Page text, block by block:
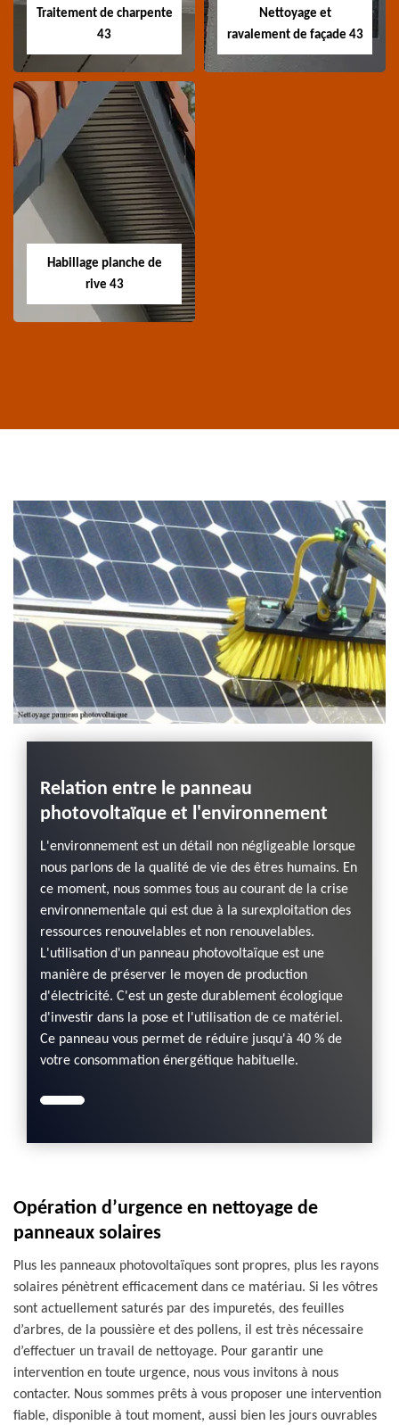
Traitement de charpente
43
Traitement de
charpente 43
Spécialiste en
traitement de
Loire
Nettoyage et
ravalement de façade 43
Habillage planche de
rive 43
de rive 43
Haute-Loire
Relation entre le panneau
photovoltaïque et l'environnement
L'environnement est un détail non négligeable lorsque
nous parlons de la qualité de vie des êtres humains. En
ce moment, nous sommes tous au courant de la crise
environnementale qui est due à la surexploitation des
ressources renouvelables et non renouvelables.
L'utilisation d'un panneau photovoltaïque est une
manière de préserver le moyen de production
d'électricité. C'est un geste durablement écologique
d'investir dans la pose et l'utilisation de ce matériel.
Ce panneau vous permet de réduire jusqu'à 40 % de
votre consommation énergétique habituelle.
Opération d’urgence en nettoyage de
panneaux solaires
Plus les panneaux photovoltaïques sont propres, plus les rayons
solaires pénètrent efficacement dans ce matériau. Si les vôtres
sont actuellement saturés par des impuretés, des feuilles
d’arbres, de la poussière et des pollens, il est très nécessaire
d’effectuer un travail de nettoyage. Pour garantir une
intervention en toute urgence, nous vous invitons à nous
contacter. Nous sommes prêts à vous proposer une intervention
fiable, disponible à tout moment, aussi bien les jours ouvrables